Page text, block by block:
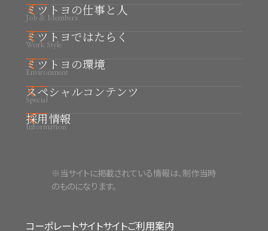
ミツトヨの事業と強み
ミツトヨの未来と求める人財
ミツトヨの仕事と人
Job & Members
職種紹介
01. K.A 商品開発（機械）
02. S.S 商品開発（電気・電子）
03. K.K 商品開発（ソフトウェア）
04. K.N 生産技術
06. T.O 生産技術
07. S.G 品質管理
ミツトヨではたらく
Work Style
拠点紹介
はたらく場所と街： 川崎本社
はたらく場所と街： 宇都宮地区
はたらく場所と街： 広島地区
はたらく場所と街： 高知工場
はたらく場所と街： 宮崎工場
ミツトヨの環境
Environment
数字で見るミツトヨ
制度・ダイバーシティ
スペシャルコンテンツ
Special
スペシャルコンテンツ
採用情報
Information
キャリア採用情報
※当サイトに掲載されている情報は、制作当時
のものになります。
コーポレートサイトサイトご利用案内